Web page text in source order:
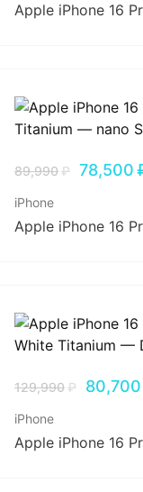
Apple iPhone 16
89,990₽ 78,500
iPhone
Apple iPhone 16
129,990₽ 80,700
iPhone
Apple iPhone 16